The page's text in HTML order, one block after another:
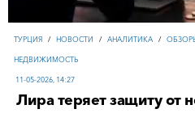
ТУРЦИЯ / НОВОСТИ / АНАЛИТИКА /
НЕДВИЖИМОСТЬ
11-05-2026, 14:27
Лира теряет защиту от